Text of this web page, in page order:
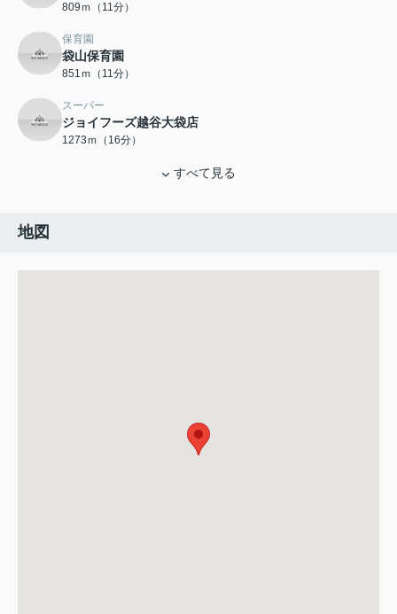
809ｍ（11分）
保育園
袋山保育園
851ｍ（11分）
スーパー
ジョイフーズ越谷大袋店
1273ｍ（16分）
すべて見る
地図